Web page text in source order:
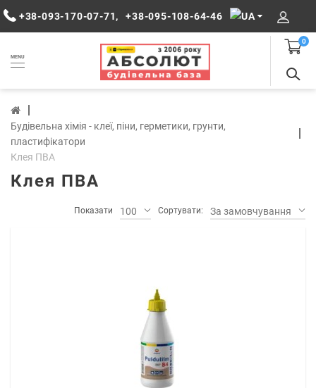
+38-093-170-07-71, +38-095-108-64-46
MENU
0
Будівельна хімія - клеї, піни, герметики, грунти,
пластифікатори
Клея ПВА
Клея ПВА
Показати 100 Сортувати: За замовчуванням